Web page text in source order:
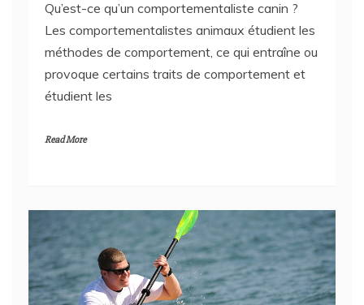
méthodes de comportement, ce qui entraîne ou
provoque certains traits de comportement et
étudient les